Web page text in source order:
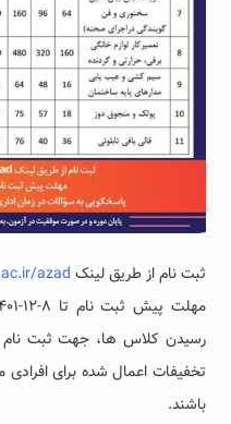
ثبت نام از طریق لینک azad
رسیدن کلاس ها، جهت ثبت
تخفیفات اعمال شده برای
باشند.